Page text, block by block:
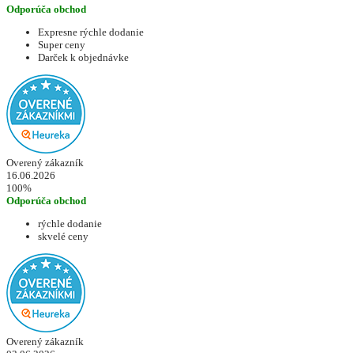
Odporúča obchod
Expresne rýchle dodanie
Super ceny
Darček k objednávke
Overený zákazník
16.06.2026
100%
Odporúča obchod
rýchle dodanie
skvelé ceny
Overený zákazník